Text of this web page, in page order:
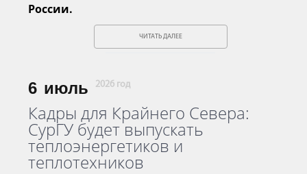
России.
ЧИТАТЬ ДАЛЕЕ
6 июль 2026 год
Кадры для Крайнего Севера:
СурГУ будет выпускать
теплоэнергетиков и
теплотехников